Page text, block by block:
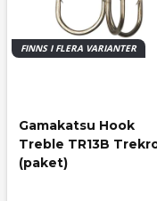
FINNS I FLERA VARIANTER
Gamakatsu Hook
Treble TR13B
(paket)